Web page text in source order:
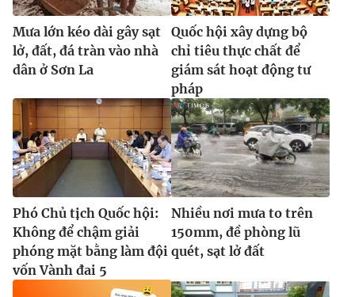
Mưa lớn kéo dài gây sạt
lở, đất, đá tràn vào nhà
dân ở Sơn La
Quốc hội xây dựng bộ
chỉ tiêu thực chất để
giám sát hoạt động tư
pháp
Phó Chủ tịch Quốc hội:
Không để chậm giải
phóng mặt bằng làm đội
vốn Vành đai 5
Nhiều nơi mưa to trên
150mm, đề phòng lũ
quét, sạt lở đất